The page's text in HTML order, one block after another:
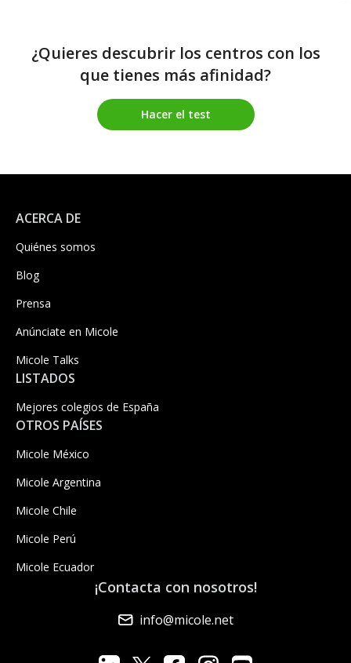
¿Quieres descubrir los centros con los
que tienes más afinidad?
Hacer el test
ACERCA DE
Quiénes somos
Blog
Prensa
Anúnciate en Micole
Micole Talks
LISTADOS
Mejores colegios de España
OTROS PAÍSES
Micole México
Micole Argentina
Micole Chile
Micole Perú
Micole Ecuador
¡Contacta con nosotros!
info@micole.net